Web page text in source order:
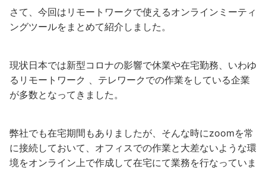
さて、今回はリモートワークで使えるオンラインミーティ
ングツールをまとめて紹介しました。
現状日本では新型コロナの影響で休業や在宅勤務、いわゆ
るリモートワーク 、テレワークでの作業をしている企業
が多数となってきました。
弊社でも在宅期間もありましたが、そんな時にzoomを常
に接続しておいて、オフィスでの作業と大差ないような環
境をオンライン上で作成して在宅にて業務を行なっていま